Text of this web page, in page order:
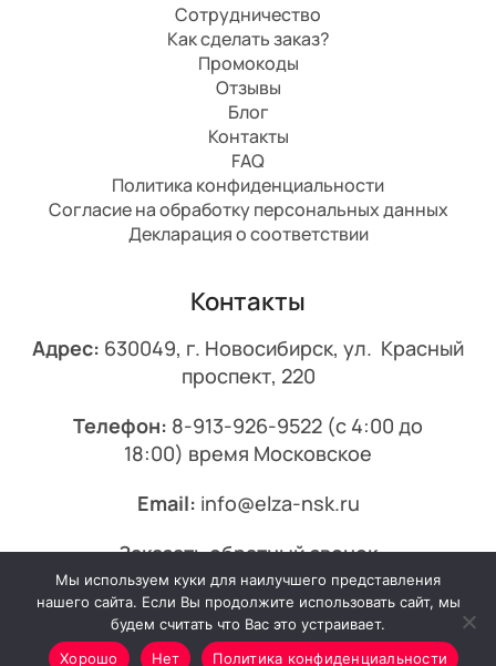
Сотрудничество
Как сделать заказ?
Промокоды
Отзывы
Блог
Контакты
FAQ
Политика конфиденциальности
Согласие на обработку персональных данных
Декларация о соответствии
Контакты
Адрес: 630049, г. Новосибирск, ул. Красный
проспект, 220
Телефон: 8-913-926-9522 (с 4:00 до
18:00) время Московское
Email: info@elza-nsk.ru
Заказать обратный звонок
© 2013-2026 Эльза.
Мы используем куки для наилучшего представления
нашего сайта. Если Вы продолжите использовать сайт, мы
будем считать что Вас это устраивает.
Хорошо
Нет Политика конфиденциальности